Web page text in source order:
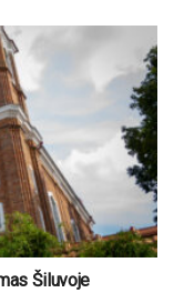
Šiluvoje